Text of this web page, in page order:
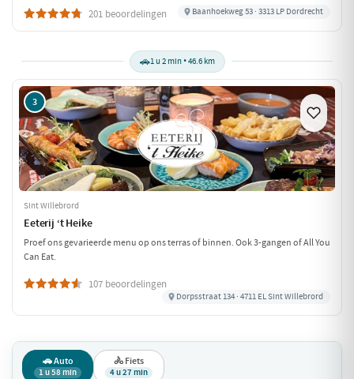
201 beoordelingen Baanhoekweg 53 · 3313 LP Dordrecht
🚗1 u 2 min • 46.6 km
3
Sint Willebrord
Eeterij ‘t Heike
Proef ons gevarieerde menu op ons terras of binnen. Ook 3-gangen of All You
Can Eat.
107 beoordelingen
Dorpsstraat 134 · 4711 EL Sint Willebrord
🚗 Auto
1 u 58 min
🚴 Fiets
4 u 27 min